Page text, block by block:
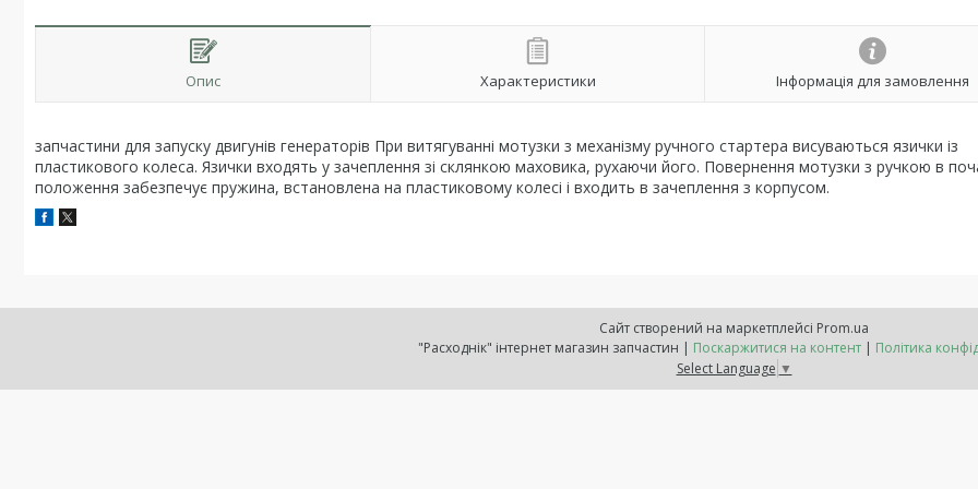
Опис Характеристики Інформація для замовлення
запчастини для запуску двигунів генераторів При витягуванні мотузки з механізму ручного стартера висуваються язички із
пластикового колеса. Язички входять у зачеплення зі склянкою маховика, рухаючи його. Повернення мотузки з ручкою в
положення забезпечує пружина, встановлена на пластиковому колесі і входить в зачеплення з корпусом.
Сайт створений на маркетплейсі Prom.ua
"Расходнік" інтернет магазин запчастин | Поскаржитися на контент | Політика
Select Language ▼